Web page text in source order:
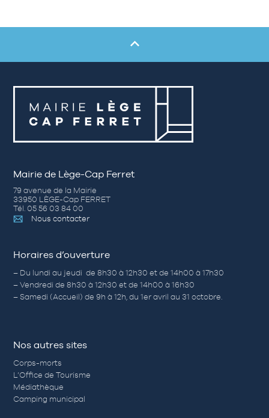
Mairie de Lège-Cap Ferret
79 avenue de la Mairie
33950 LÈGE-Cap FERRET
Tél. 05 56 03 84 00
Nous contacter
Horaires d’ouverture
– Du lundi au jeudi de 8h30 à 12h30 et de 14h00 à 17h30
– Vendredi de 8h30 à 12h30 et de 14h00 à 16h30
– Samedi (Accueil) de 9h à 12h, du 1er avril au 31 octobre.
Nos autres sites
Corps-morts
L’Office de Tourisme
Médiathèque
Camping municipal